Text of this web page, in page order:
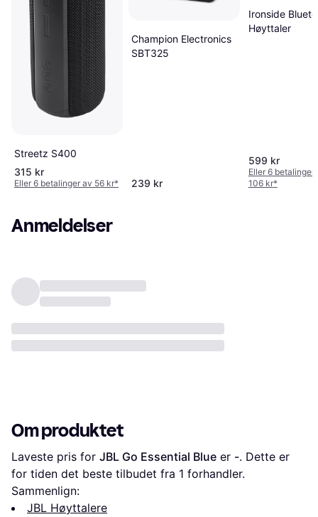
Streetz S400
315 kr
Eller 6 betalinger av 56 kr*
Champion Electronics
SBT325
239 kr
Ironside
Høyttaler
599 kr
Eller 6 betalinger
106 kr*
Anmeldelser
Om produktet
Laveste pris for JBL Go Essential Blue er -. Dette er
for tiden det beste tilbudet fra 1 forhandler.
Sammenlign:
JBL Høyttalere